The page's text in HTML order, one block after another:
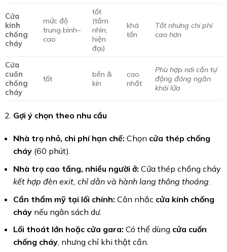
Cửa
kính
chống
cháy
mức độ
trung bình–
cao
tốt
(tầm
nhìn,
hiện
đại)
khá
tốn
Tốt nhưng chi phí
cao hơn
Cửa
cuốn
chống
cháy
tốt
bền &
kín
cao
nhất
Phù hợp nơi cần tự
động đóng ngăn
khói lửa
Gợi ý chọn theo nhu cầu
Nhà trọ nhỏ, chi phí hạn chế: Chọn cửa thép chống
cháy(60 phút).
Nhà trọ cao tầng, nhiều người ở: Cửa thép chống cháy
kết hợp đèn exit, chỉ dẫn và hành lang thông thoáng.
Cần thẩm mỹ tại lối chính: Cân nhắc cửa kính chống
cháynếu ngân sách dư.
Lối thoát lớn hoặc cửa gara: Có thể dùng cửa cuốn
chống cháy, nhưng chỉ khi thật cần.